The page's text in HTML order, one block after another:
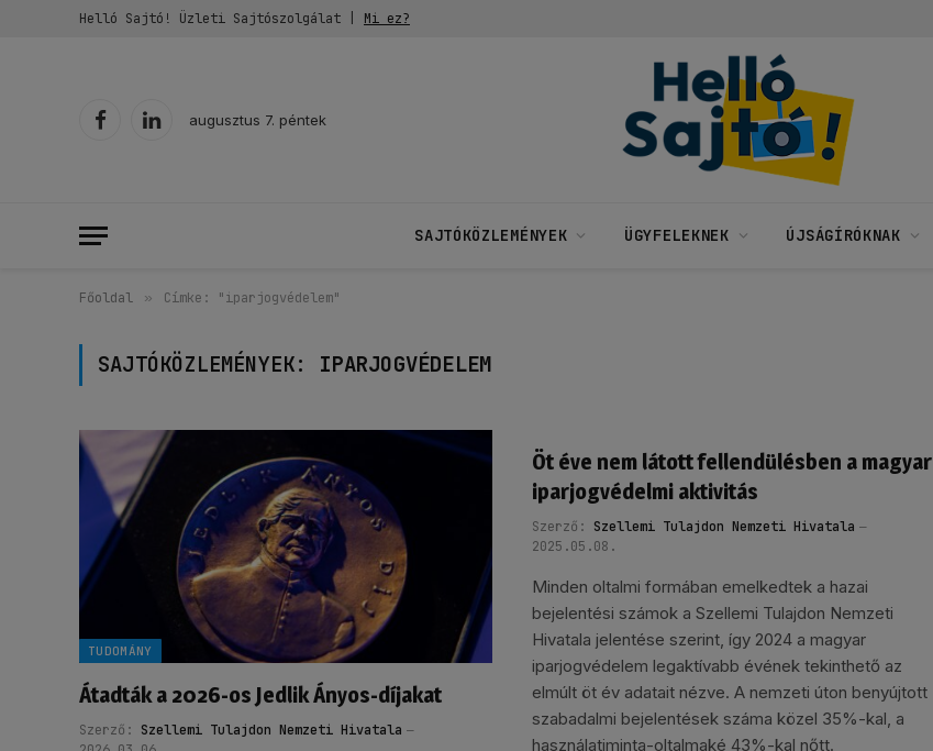
Helló Sajtó! Üzleti Sajtószolgálat | Mi ez?
FacebookLinkedIn
augusztus 7. péntek
SAJTÓKÖZLEMÉNYEK ÜGYFELEKNEK ÚJSÁGÍRÓKNAK
Főoldal » Címke: "iparjogvédelem"
SAJTÓKÖZLEMÉNYEK: IPARJOGVÉDELEM
TUDOMÁNY
Átadták a 2026-os Jedlik Ányos-díjakat
Szerző:
Szellemi Tulajdon Nemzeti Hivatala
Öt éve nem látott fellendülésben a magyar
iparjogvédelmi aktivitás
Szerző:
Szellemi Tulajdon Nemzeti Hivatala
2025.05.08.
Minden oltalmi formában emelkedtek a hazai
bejelentési számok a Szellemi Tulajdon Nemzeti
Hivatala jelentése szerint, így 2024 a magyar
iparjogvédelem legaktívabb évének tekinthető az
elmúlt öt év adatait nézve. A nemzeti úton benyújtott
szabadalmi bejelentések száma közel 35%-kal, a
használatiminta-oltalmaké 43%-kal nőtt.